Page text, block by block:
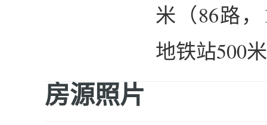
米（86路
地铁站500
房源照片